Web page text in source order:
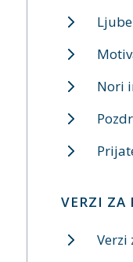
Nori
VERZI ZA
Verzi